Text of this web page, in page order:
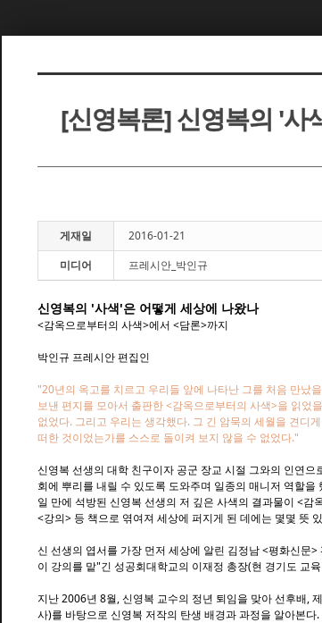
[신영복론] 신영복의 '사
게재일
2016-01-21
미디어
프레시안_박인규
신영복의 '사색'은 어떻게 세상에 나왔나
<감옥으로부터의 사색>에서 <담론>까지
박인규 프레시안 편집인
"20년의 옥고를 치르고 우리들 앞에 나타난 그를 처음 만났
보낸 편지를 모아서 출판한 <감옥으로부터의 사색>을 읽었
없었다. 그리고 우리는 생각했다. 그 긴 암묵의 세월을 견디
떠한 것이었는가를 스스로 돌이켜 보지 않을 수 없었다."
신영복 선생의 대학 친구이자 공군 장교 시절 그와의 인연
회에 뿌리를 내릴 수 있도록 도와주며 일종의 매니저 역할
일 만에 석방된 신영복 선생의 저 깊은 사색의 결과물이 <
<강의> 등 책으로 엮여져 세상에 퍼지게 된 데에는 몇몇 뜻
신 선생의 엽서를 가장 먼저 세상에 알린 김정남 <평화신문
이 강의를 맡"긴 성공회대학교의 이재정 총장(현 경기도 교
지난 2006년 8월, 신영복 교수의 정년 퇴임을 맞아 선후배,
사)를 바탕으로 신영복 저작의 탄생 배경과 과정을 알아본다.
북5
북5
북5
북5